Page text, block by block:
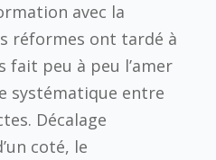
avec la
réformes ont tardé à
fait peu à peu l’amer
systématique entre
Décalage
coté, le